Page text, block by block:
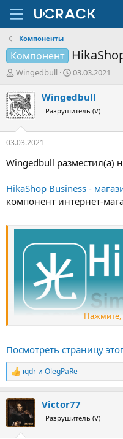
Компоненты
Компонент
А
т
о
р
т
е
м
ы
Wingedbull
Д
т
н
а
л
03.03.2021
Wingedbull
Разрушитель (V)
03.03.2021
Wingedbull разместил(а)
HikaShop Business -
компонент интернет-
HikaShop - компонент для
имеет широкий диапазон
партнерская программа,
мощная статистика. Также
управления
языками и валютами,
настройки. Существует
HikaShop Starter...
Нажмите,
Посмотреть страницу
Р
е
к
ц
и
iqdr и OlegPaRe
Victor77
Разрушитель (V)